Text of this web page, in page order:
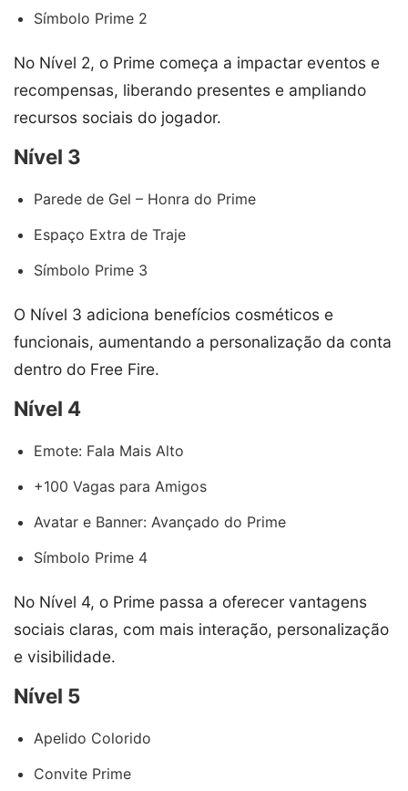
Símbolo Prime 2
No Nível 2, o Prime começa a impactar eventos e
recompensas, liberando presentes e ampliando
recursos sociais do jogador.
Nível 3
Parede de Gel – Honra do Prime
Espaço Extra de Traje
Símbolo Prime 3
O Nível 3 adiciona benefícios cosméticos e
funcionais, aumentando a personalização da conta
dentro do Free Fire.
Nível 4
Emote: Fala Mais Alto
+100 Vagas para Amigos
Avatar e Banner: Avançado do Prime
Símbolo Prime 4
No Nível 4, o Prime passa a oferecer vantagens
sociais claras, com mais interação, personalização
e visibilidade.
Nível 5
Apelido Colorido
Convite Prime